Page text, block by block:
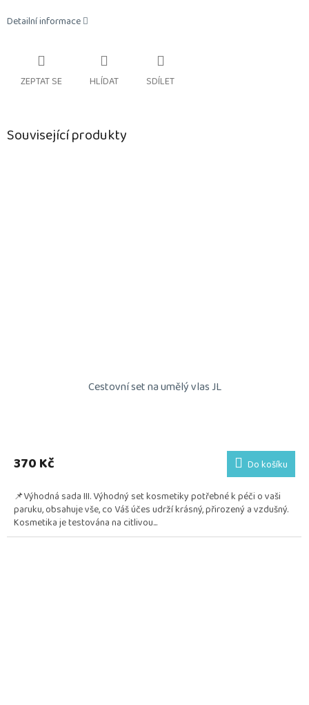
Detailní informace
ZEPTAT SE HLÍDAT SDÍLET
Související produkty
Cestovní set na umělý vlas JL
produktu
je
z
5
hvězdiček.
370 Kč Do košíku
📌Výhodná sada III. Výhodný set kosmetiky potřebné k péči o vaši
paruku, obsahuje vše, co Váš účes udrží krásný, přirozený a vzdušný.
Kosmetika je testována na citlivou...